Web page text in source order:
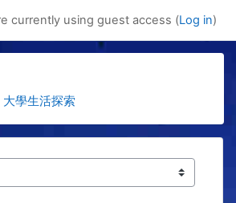
currently using guest access (Log in)
大學生活探索